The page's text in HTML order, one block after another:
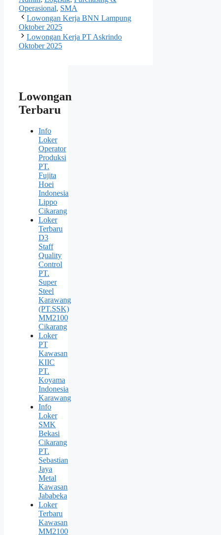
Operasional, SMA
Lowongan Kerja BNN Lampung
Oktober 2025
Lowongan Kerja PT Askrindo
Oktober 2025
Lowongan
Terbaru
Info
Loker
Operator
Produksi
PT.
Fujita
Hoei
Indonesia
Lippo
Cikarang
Loker
Terbaru
D3
Staff
Quality
Control
PT.
Super
Steel
Karawang
(PT.SSK)
MM2100
Cikarang
Loker
PT
Kawasan
KIIC
PT.
Koyama
Indonesia
Karawang
Info
Loker
SMK
Bekasi
Cikarang
PT.
Sebastian
Jaya
Metal
Kawasan
Jababeka
Loker
Terbaru
Kawasan
MM2100